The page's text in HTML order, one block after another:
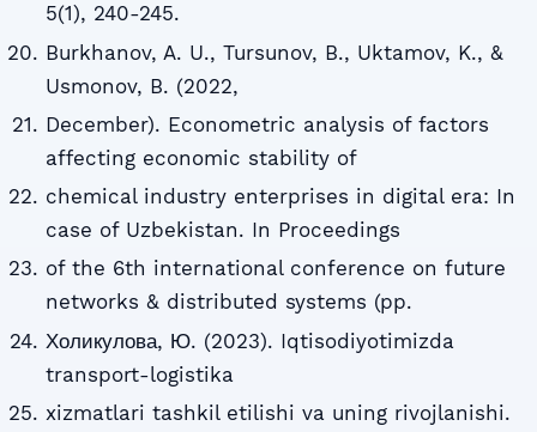
5(1), 240-245.
Burkhanov, A. U., Tursunov, B., Uktamov, K., &
Usmonov, B. (2022,
December). Econometric analysis of factors
affecting economic stability of
chemical industry enterprises in digital era: In
case of Uzbekistan. In Proceedings
of the 6th international conference on future
networks & distributed systems (pp.
Холикулова, Ю. (2023). Iqtisodiyotimizda
transport-logistika
xizmatlari tashkil etilishi va uning rivojlanishi.